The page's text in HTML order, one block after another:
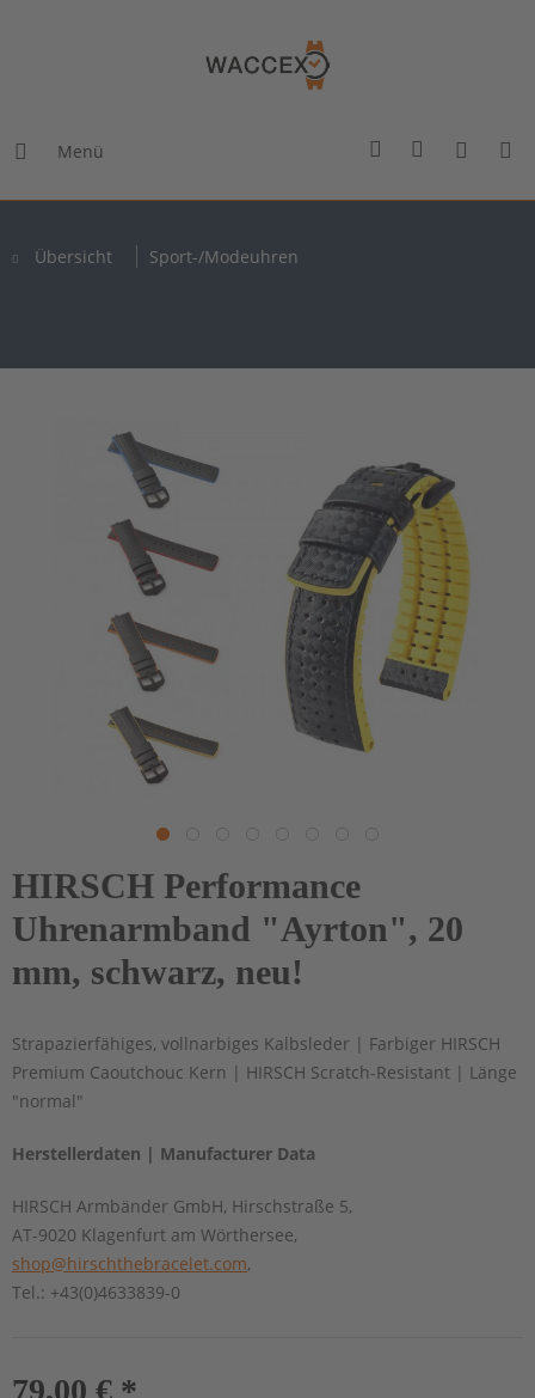
Menü
Übersicht Sport-/Modeuhren
HIRSCH Performance
Uhrenarmband "Ayrton", 20
mm, schwarz, neu!
Strapazierfähiges, vollnarbiges Kalbsleder | Farbiger HIRSCH
Premium Caoutchouc Kern | HIRSCH Scratch-Resistant | Länge
"normal"
Herstellerdaten | Manufacturer Data
HIRSCH Armbänder GmbH, Hirschstraße 5,
AT-9020 Klagenfurt am Wörthersee,
shop@hirschthebracelet.com,
Tel.: +43(0)4633839-0
79,00 € *